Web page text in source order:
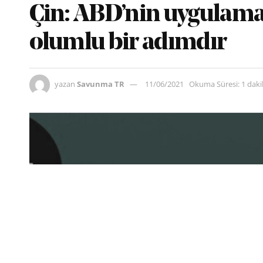
Çin: ABD’nin
olumlu bir adımdır
yazan Savunma TR 11/06/2021 Okuma Süresi: 1